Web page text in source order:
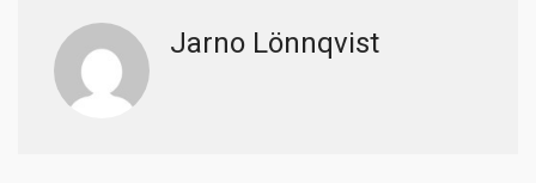
Jarno Lönnqvist